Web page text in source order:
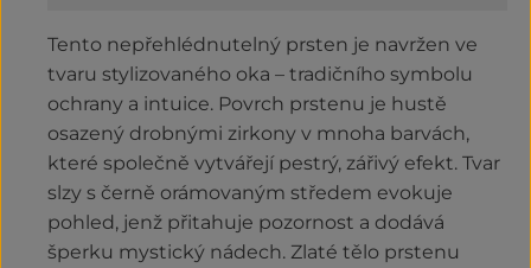
Tento nepřehlédnutelný prsten je navržen ve
tvaru stylizovaného oka – tradičního symbolu
ochrany a intuice. Povrch prstenu je hustě
osazený drobnými zirkony v mnoha barvách,
které společně vytvářejí pestrý, zářivý efekt. Tvar
slzy s černě orámovaným středem evokuje
pohled, jenž přitahuje pozornost a dodává
šperku mystický nádech. Zlaté tělo prstenu